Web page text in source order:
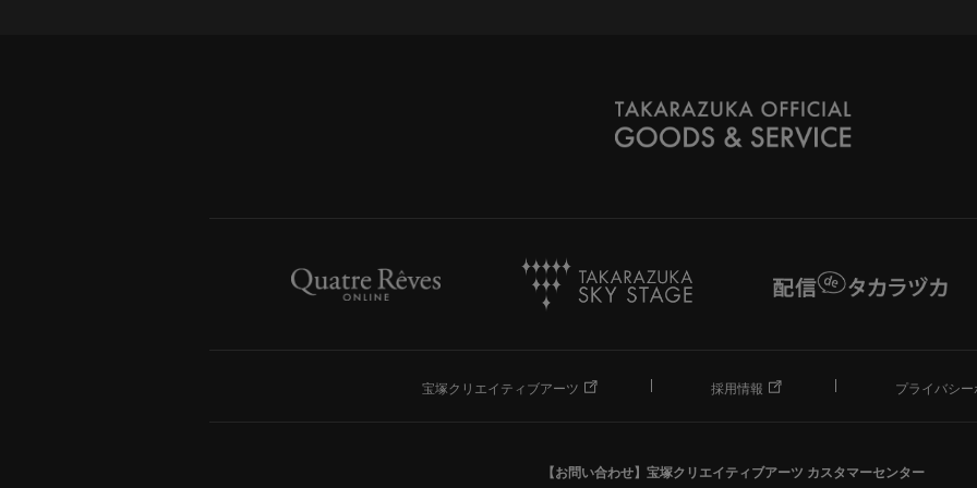
宝塚クリエイティブアーツ 採用情報 プライバシ
【お問い合わせ】 宝塚クリエイティブアーツ カスタマーセンター